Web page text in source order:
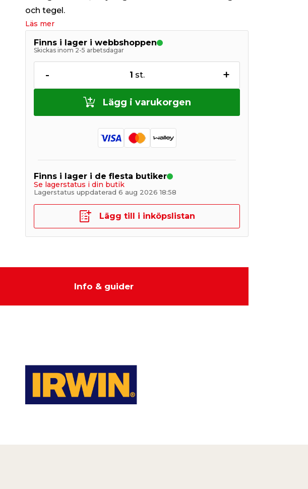
och tegel.
Läs mer
Finns i lager i webbshoppen
Skickas inom 2-5 arbetsdagar
- 1 st. +
Lägg i varukorgen
Finns i lager i de flesta butiker
Se lagerstatus i din butik
Lagerstatus uppdaterad 6 aug 2026 18:58
Lägg till i inköpslistan
Info & guider